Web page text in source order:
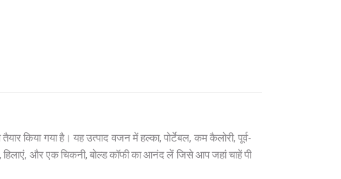
किया गया है। यह उत्पाद वजन में हल्का, पोर्टेबल, कम कैलोरी, पूर्व-
हिलाएं, और एक चिकनी, बोल्ड कॉफी का आनंद लें जिसे आप जहां चाहें पी